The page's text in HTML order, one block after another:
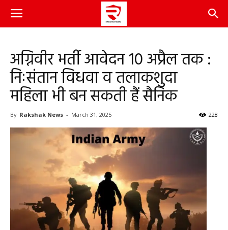
अग्निवीर भर्ती आवेदन 10 अप्रैल तक :
निःसंतान विधवा व तलाकशुदा
महिला भी बन सकती हैं सैनिक
By Rakshak News - March 31, 2025 228